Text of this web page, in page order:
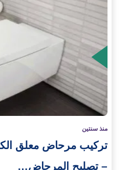
منذ سنتين
– تصليح المرحاض…